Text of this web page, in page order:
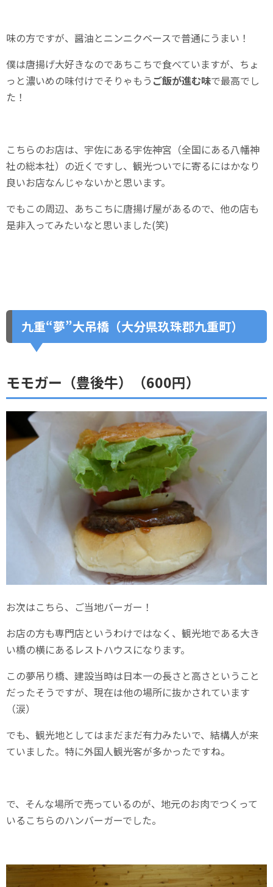
味の方ですが、醤油とニンニクベースで普通にうまい！
僕は唐揚げ大好きなのであちこちで食べていますが、ちょ
っと濃いめの味付けでそりゃもう ご飯が進む味で最高でし
た！
こちらのお店は、宇佐にある宇佐神宮（全国にある八幡神
社の総本社）の近くですし、観光ついでに寄るにはかなり
良いお店なんじゃないかと思います。
でもこの周辺、あちこちに唐揚げ屋があるので、他の店も
是非入ってみたいなと思いました(笑)
九重“夢”大吊橋（大分県玖珠郡九重町）
モモガー（豊後牛）（600円）
お次はこちら、ご当地バーガー！
お店の方も専門店というわけではなく、観光地である大き
い橋の横にあるレストハウスになります。
この夢吊り橋、建設当時は日本一の長さと高さということ
だったそうですが、現在は他の場所に抜かされています
（涙）
でも、観光地としてはまだまだ有力みたいで、結構人が来
ていました。特に外国人観光客が多かったですね。
で、そんな場所で売っているのが、地元のお肉でつくって
いるこちらのハンバーガーでした。